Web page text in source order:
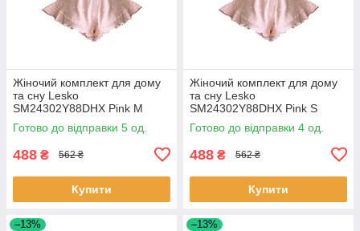
Жіночий комплект для дому
та сну Lesko
SM24302Y88DHX Pink M
футболка та шорти жіноча
піжама 5 шт.
Готово до відправки 5 од.
488 ₴ 562 ₴
Купити
Жіночий комплект для дому
та сну Lesko
SM24302Y88DHX Pink S
футболка та шорти жіноча
піжама 5 шт.
Готово до відправки 4 од.
488 ₴ 562 ₴
Купити
–13% –13%